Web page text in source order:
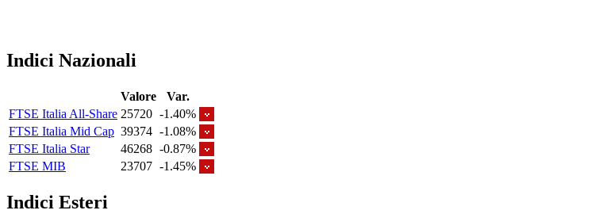
Indici Nazionali
Valore
Var.
FTSE Italia All-Share 25720 -1.40%
FTSE Italia Mid Cap 39374 -1.08%
FTSE Italia Star
46268 -0.87%
FTSE MIB
23707 -1.45%
Indici Esteri